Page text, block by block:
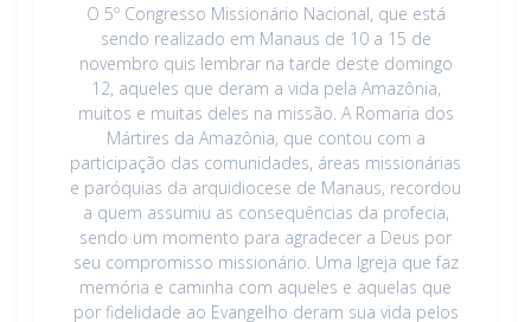
O 5º Congresso Missionário Nacional, que está
sendo realizado em Manaus de 10 a 15 de
novembro quis lembrar na tarde deste domingo
12, aqueles que deram a vida pela Amazônia,
muitos e muitas deles na missão. A Romaria dos
Mártires da Amazônia, que contou com a
participação das comunidades, áreas missionárias
e paróquias da arquidiocese de Manaus, recordou
a quem assumiu as consequências da profecia,
sendo um momento para agradecer a Deus por
seu compromisso missionário. Uma Igreja que faz
memória e caminha com aqueles e aquelas que
por fidelidade ao Evangelho deram sua vida pelos